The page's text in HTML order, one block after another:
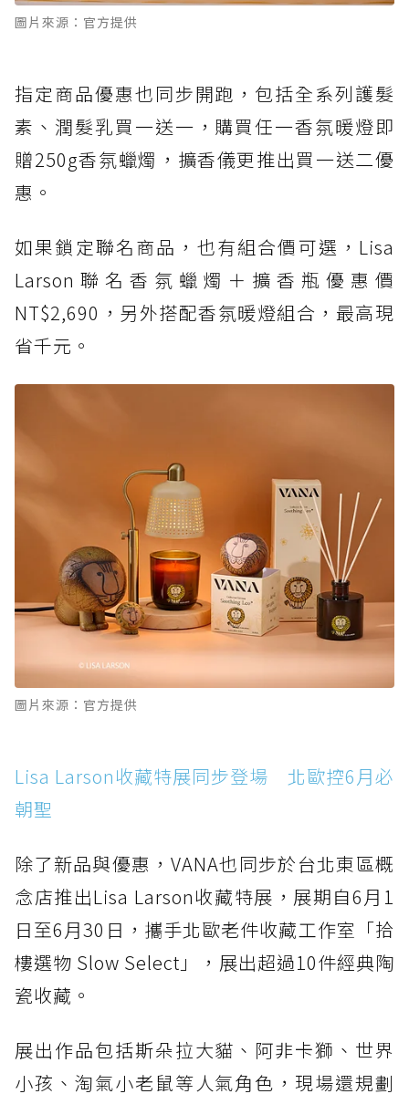
圖片來源：官方提供
指定商品優惠也同步開跑，包括全系列護髮
素、潤髮乳買一送一，購買任一香氛暖燈即
贈250g香氛蠟燭，擴香儀更推出買一送二優
惠。
如果鎖定聯名商品，也有組合價可選，Lisa
Larson聯名香氛蠟燭＋擴香瓶優惠價
NT$2,690，另外搭配香氛暖燈組合，最高現
省千元。
圖片來源：官方提供
Lisa Larson收藏特展同步登場 北歐控6月必
朝聖
除了新品與優惠，VANA也同步於台北東區概
念店推出Lisa Larson收藏特展，展期自6月1
日至6月30日，攜手北歐老件收藏工作室「拾
樓選物 Slow Select」，展出超過10件經典陶
瓷收藏。
展出作品包括斯朵拉大貓、阿非卡獅、世界
小孩、淘氣小老鼠等人氣角色，現場還規劃